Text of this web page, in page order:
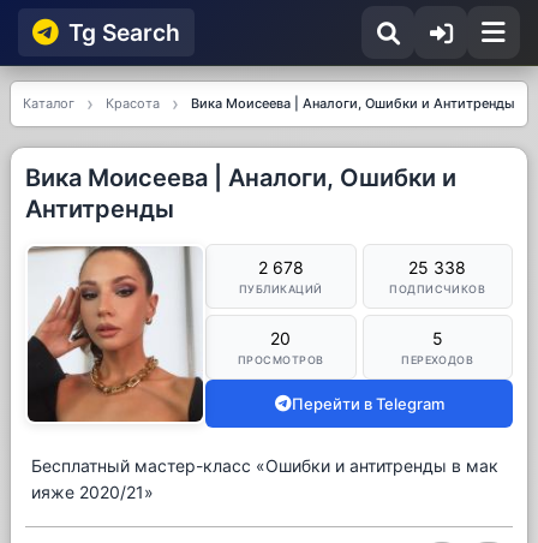
Tg Searсh
Каталог Красота Вика Моисеева | Аналоги, Ошибки и Антитренды
Вика Моисеева | Аналоги, Ошибки и
Антитренды
2 678
ПУБЛИКАЦИЙ
25 338
ПОДПИСЧИКОВ
20
ПРОСМОТРОВ
5
ПЕРЕХОДОВ
Перейти в Telegram
Бесплатный мастер-класс «Ошибки и антитренды в мак
ияже 2020/21»